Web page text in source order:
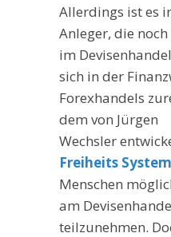
Allerdings ist es
Anleger, die
im
sich in der
Forexhandels
dem von Jürgen
Wechsler
Freiheits System
Menschen
am
teilzunehmen.